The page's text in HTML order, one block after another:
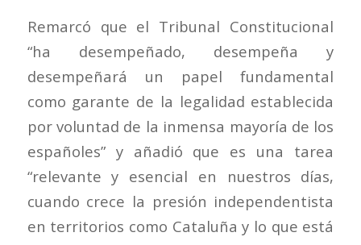
Remarcó que el Tribunal Constitucional
“ha desempeñado, desempeña y
desempeñará un papel fundamental
como garante de la legalidad establecida
por voluntad de la inmensa mayoría de los
españoles” y añadió que es una tarea
“relevante y esencial en nuestros días,
cuando crece la presión independentista
en territorios como Cataluña y lo que está